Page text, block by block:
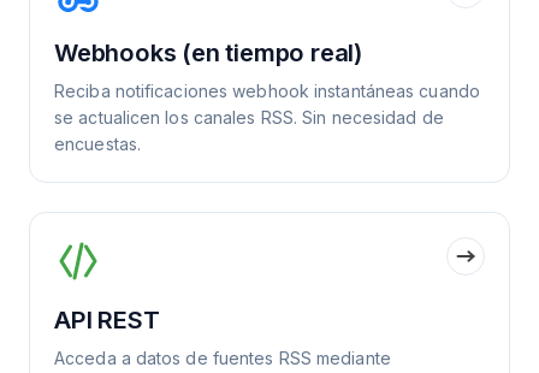
Webhooks (en tiempo real)
Reciba notificaciones webhook instantáneas cuando
se actualicen los canales RSS. Sin necesidad de
encuestas.
API REST
Acceda a datos de fuentes RSS mediante